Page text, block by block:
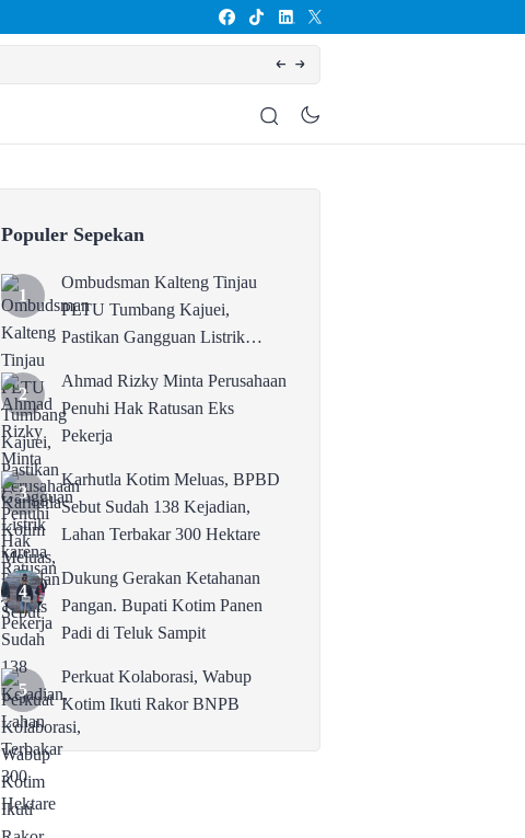
Karhutla Kotim Meluas, BPBD Sebut Sudah
Populer Sepekan
Ombudsman Kalteng Tinjau
PLTU Tumbang Kajuei,
Pastikan Gangguan Listrik
Ahmad Rizky Minta Perusahaan
Penuhi Hak Ratusan Eks
Pekerja
Karhutla Kotim Meluas, BPBD
Sebut Sudah 138 Kejadian,
Lahan Terbakar 300 Hektare
Dukung Gerakan Ketahanan
Pangan. Bupati Kotim Panen
Padi di Teluk Sampit
Perkuat Kolaborasi, Wabup
Kotim Ikuti Rakor BNPB